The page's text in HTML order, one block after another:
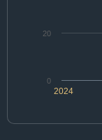
2024
0
20